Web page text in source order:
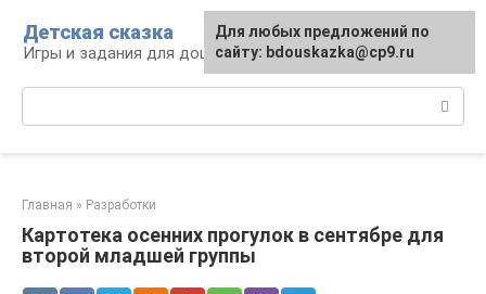
контенту
Детская сказка
Игры и задания для дошкольников
Главная » Разработки
Картотека осенних прогулок в сентябре для
второй младшей группы
Для любых предложений по
сайту: bdouskazka@cp9.ru